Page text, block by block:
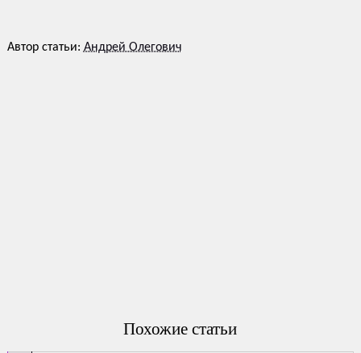
Автор статьи:Андрей Олегович
Похожие статьи